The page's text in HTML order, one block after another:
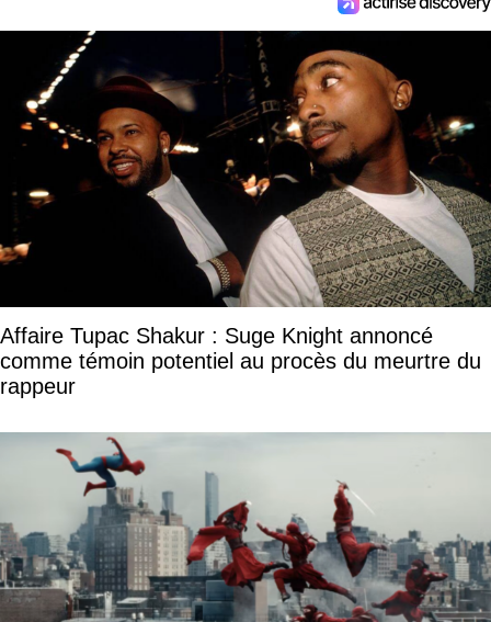
Affaire Tupac Shakur : Suge Knight annoncé
comme témoin potentiel au procès du meurtre du
rappeur